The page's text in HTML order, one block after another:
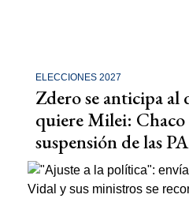
ELECCIONES 2027
Zdero se anticipa al
quiere Milei: Chaco
suspensión de las